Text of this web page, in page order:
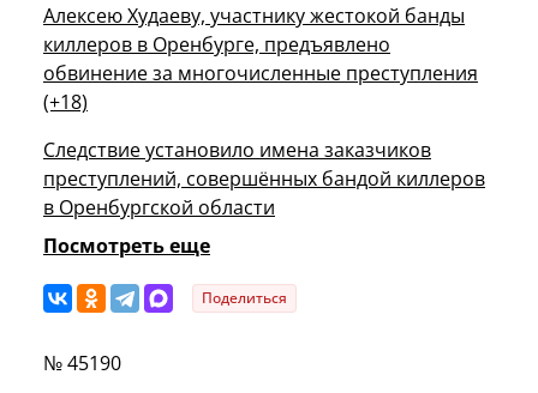
Алексею Худаеву, участнику жестокой банды
киллеров в Оренбурге, предъявлено
обвинение за многочисленные преступления
(+18)
Следствие установило имена заказчиков
преступлений, совершённых бандой киллеров
в Оренбургской области
Посмотреть еще
Поделиться
№ 45190